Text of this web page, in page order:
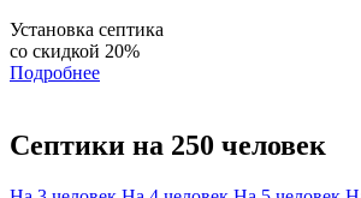
Установка септика
со скидкой 20%
Подробнее
Септики на 250 человек